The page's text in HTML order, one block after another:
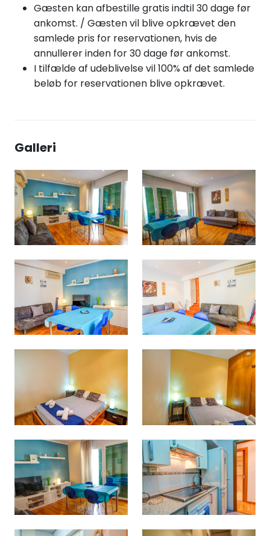
Gæsten kan afbestille gratis indtil 30 dage før
ankomst. / Gæsten vil blive opkrævet den
samlede pris for reservationen, hvis de
annullerer inden for 30 dage før ankomst.
I tilfælde af udeblivelse vil 100% af det samlede
beløb for reservationen blive opkrævet.
Galleri